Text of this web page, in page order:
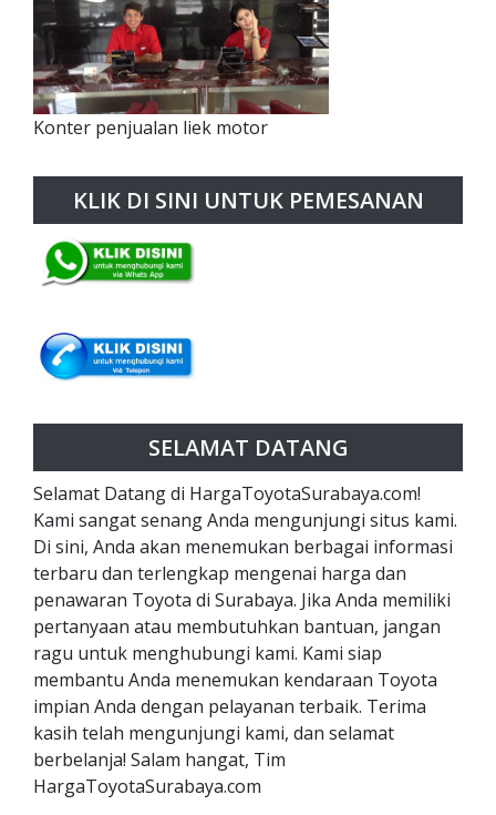
Konter penjualan liek motor
KLIK DI SINI UNTUK PEMESANAN
SELAMAT DATANG
Selamat Datang di HargaToyotaSurabaya.com!
Kami sangat senang Anda mengunjungi situs kami.
Di sini, Anda akan menemukan berbagai informasi
terbaru dan terlengkap mengenai harga dan
penawaran Toyota di Surabaya. Jika Anda memiliki
pertanyaan atau membutuhkan bantuan, jangan
ragu untuk menghubungi kami. Kami siap
membantu Anda menemukan kendaraan Toyota
impian Anda dengan pelayanan terbaik. Terima
kasih telah mengunjungi kami, dan selamat
berbelanja! Salam hangat, Tim
HargaToyotaSurabaya.com